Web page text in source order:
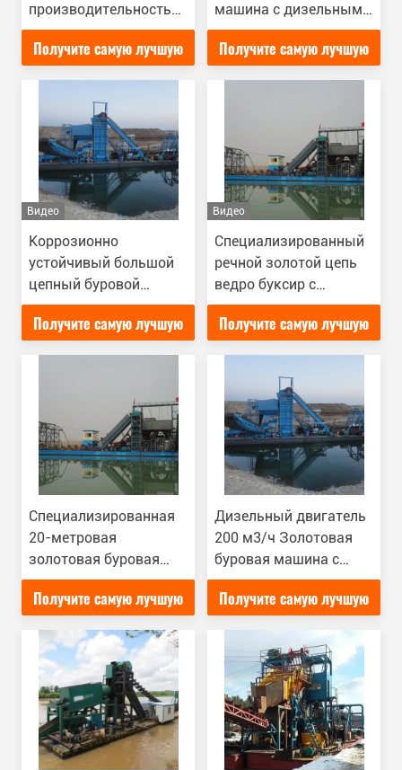
производительностью
100 м3/ч для добычи
золота
Получите самую лучшую
цену
машина с дизельным
двигателем
Получите самую лучшую
цену
Видео
Коррозионно
устойчивый большой
цепный буровой
дрессер для добычи
золота
Получите самую лучшую
цену
Видео
Специализированный
речной золотой цепь
ведро буксир с
агитационным
парашютом
Получите самую лучшую
цену
Специализированная
20-метровая
золотовая буровая
машина с цепным
буровым буровым
Получите самую лучшую
цену
Дизельный двигатель
200 м3/ч Золотовая
буровая машина с
цепным буровым
буровым буровым
Получите самую лучшую
цену